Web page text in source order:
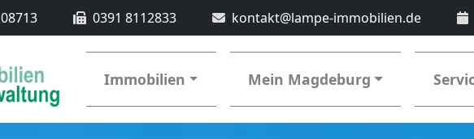
0391 8112833 kontakt@lampe-immobilien.de
Immobilien Mein Magdeburg